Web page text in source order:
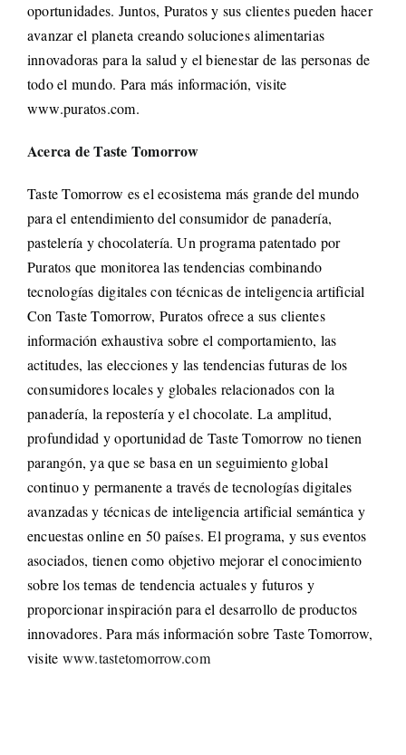
oportunidades. Juntos, Puratos y sus clientes pueden hacer
avanzar el planeta creando soluciones alimentarias
innovadoras para la salud y el bienestar de las personas de
todo el mundo. Para más información, visite
www.puratos.com.
Acerca de Taste Tomorrow
Taste Tomorrow es el ecosistema más grande del mundo
para el entendimiento del consumidor de panadería,
pastelería y chocolatería. Un programa patentado por
Puratos que monitorea las tendencias combinando
tecnologías digitales con técnicas de inteligencia artificial
Con Taste Tomorrow, Puratos ofrece a sus clientes
información exhaustiva sobre el comportamiento, las
actitudes, las elecciones y las tendencias futuras de los
consumidores locales y globales relacionados con la
panadería, la repostería y el chocolate. La amplitud,
profundidad y oportunidad de Taste Tomorrow no tienen
parangón, ya que se basa en un seguimiento global
continuo y permanente a través de tecnologías digitales
avanzadas y técnicas de inteligencia artificial semántica y
encuestas online en 50 países. El programa, y sus eventos
asociados, tienen como objetivo mejorar el conocimiento
sobre los temas de tendencia actuales y futuros y
proporcionar inspiración para el desarrollo de productos
innovadores. Para más información sobre Taste Tomorrow,
visite www.tastetomorrow.com